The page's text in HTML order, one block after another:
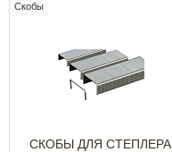
Скобы
СКОБЫ ДЛЯ СТЕПЛЕРА